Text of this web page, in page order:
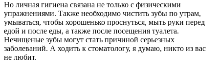
Но личная гигиена связана не только с физическими
упражнениями. Также необходимо чистить зубы по утрам,
умываться, чтобы хорошенько проснуться, мыть руки перед
едой и после еды, а также после посещения туалета.
Нечищеные зубы могут стать причиной серьезных
заболеваний. А ходить к стоматологу, я думаю, никто из вас
не любит.